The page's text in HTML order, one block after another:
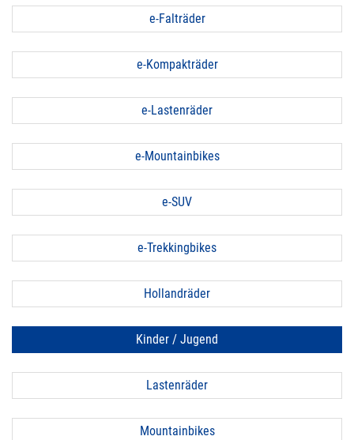
e-Falträder
e-Kompakträder
e-Lastenräder
e-Mountainbikes
e-SUV
e-Trekkingbikes
Hollandräder
Kinder / Jugend
Lastenräder
Mountainbikes